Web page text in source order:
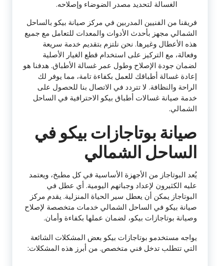
الغسالة لتحديد مصدر الضوضاء وإصلاحه.
فريقنا من الفنيين المدربين في مركز صيانة بيكو بالساحل
الشمالي مجهز بأحدث الأدوات والمعدات للتعامل مع جميع
هذه الأعطال وغيرها. نحن نلتزم بتقديم خدمة سريعة
وفعالة، مع التركيز على استخدام قطع الغيار الأصلية
لضمان جودة الإصلاح وطول عمر غسالة الأطباق. هدفنا هو
إعادة غسالة أطباقك للعمل بكفاءة تامة، مما يوفر لك
الراحة والنظافة. لا تتردد في الاتصال بنا للحصول على
خدمة صيانة غسالات أطباق بيكو الاحترافية في الساحل
الشمالي.
صيانة بوتاجازات بيكو في
الساحل الشمالي
يُعد البوتاجاز من الأجهزة الأساسية في كل مطبخ، ويعتمد
عليه الكثيرون لإعداد وجباتهم اليومية. أي عطل في
البوتاجاز يمكن أن يعطل سير الحياة المنزلية. يقدم مركز
صيانة بيكو في الساحل الشمالي خدمات متخصصة لإصلاح
وصيانة بوتاجازات بيكو، لضمان عملها بكفاءة وأمان.
يواجه مستخدمو بوتاجازات بيكو بعض المشكلات الشائعة
التي تتطلب تدخل فني متخصص. من أبرز هذه المشكلات: